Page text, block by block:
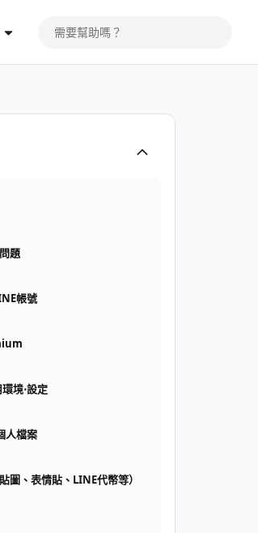
題
帳號
境⋅設定
人檔案
圖、表情貼、LINE代幣等）